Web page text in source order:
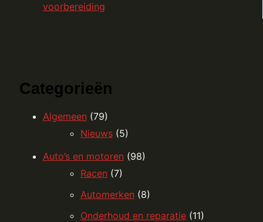
voorbereiding
Categorieën
Algemeen (79)
Nieuws(5)
Auto’s en motoren (98)
Racen (7)
Automerken (8)
Onderhoud en reparatie(11)